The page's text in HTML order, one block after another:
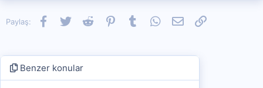
Paylaş: Facebook
TwitterReddit PinterestTumblrWhatsApp
E-postaLink
Benzer konular